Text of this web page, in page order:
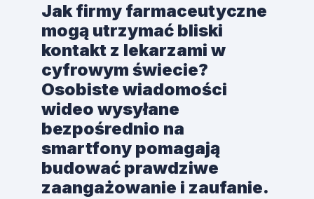
Jak firmy farmaceutyczne
mogą utrzymać bliski
kontakt z lekarzami w
cyfrowym świecie?
Osobiste wiadomości
wideo wysyłane
bezpośrednio na
smartfony pomagają
budować prawdziwe
zaangażowanie i zaufanie.